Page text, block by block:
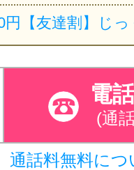
電
(通
通話料無料につ